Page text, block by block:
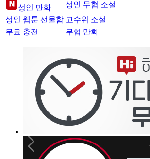
성인 만화
성인 무협 소설
성인 웹툰 선물함 고수위 소설
무료 충전
무협 만화